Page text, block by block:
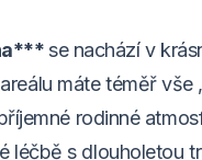
se nachází v
máte téměř vše
rodinné
léčbě s dlouholetou